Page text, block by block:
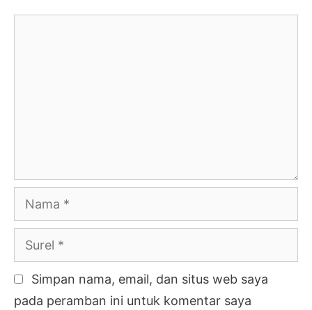
Nama
Surel
Simpan nama, email, dan situs web saya
pada peramban ini untuk komentar saya